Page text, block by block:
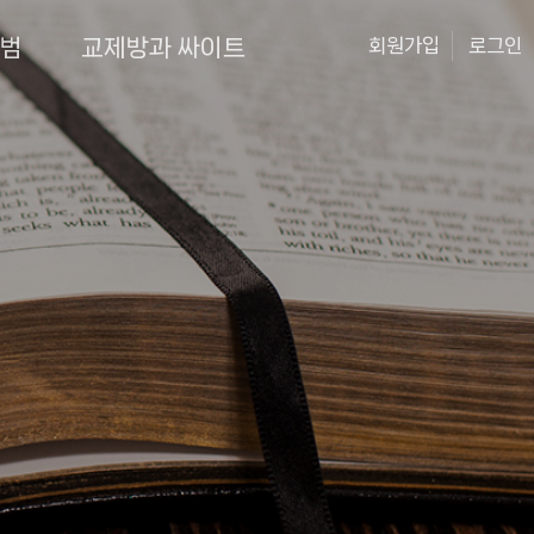
교제방과 싸이트 회원가입 로그인